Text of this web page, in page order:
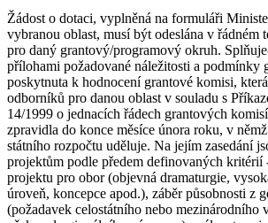
Žádost o dotaci, vyplněná na formuláři
vybranou oblast, musí být odeslána v řádném
pro daný grantový/programový okruh.
přílohami požadované náležitosti a podmínky
poskytnuta k hodnocení grantové komisi,
odborníků pro danou oblast v souladu s
14/1999 o jednacích řádech grantových
zpravidla do konce měsíce února roku, v
státního rozpočtu uděluje. Na jejím zasedání
projektům podle předem definovaných kritérií
projektu pro obor (objevná dramaturgie,
úroveň, koncepce apod.), záběr působnosti z
(požadavek celostátního nebo mezinárodního